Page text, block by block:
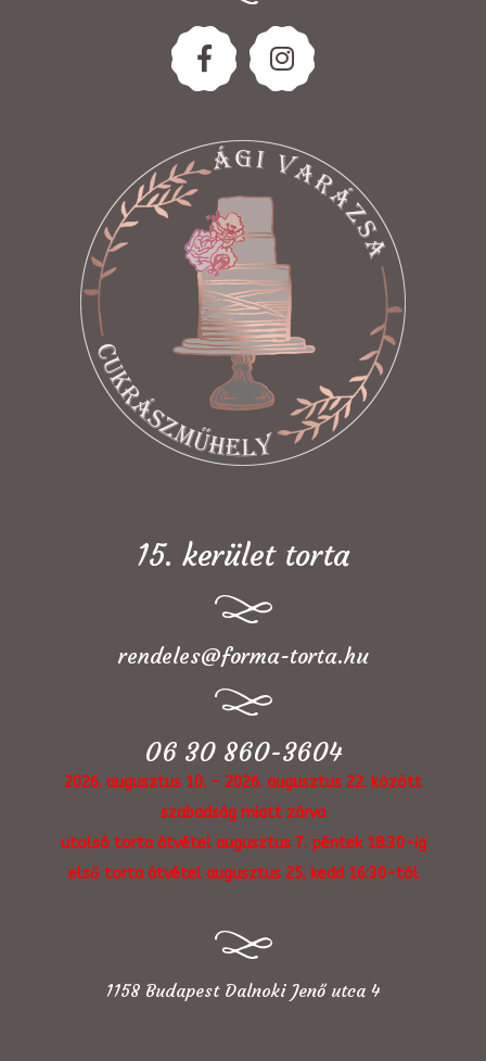
15. kerület torta
rendeles@forma-torta.hu
06 30 860-3604
2026. augusztus 10. - 2026. augusztus 22. között
szabadság miatt zárva
utolsó torta átvétel augusztus 7. péntek 18:30-ig
első torta átvétel augusztus 25. kedd 16:30-tól
1158 Budapest Dalnoki Jenő utca 4